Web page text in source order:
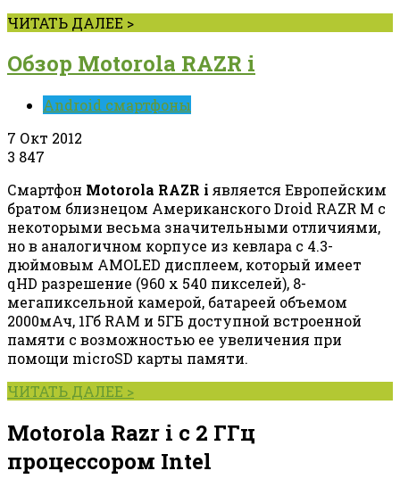
ЧИТАТЬ ДАЛЕЕ >
Обзор Motorola RAZR i
Android смартфоны
7 Окт 2012
3 847
Смартфон Motorola RAZR i является Европейским
братом близнецом Американского Droid RAZR M с
некоторыми весьма значительными отличиями,
но в аналогичном корпусе из кевлара с 4.3-
дюймовым AMOLED дисплеем, который имеет
qHD разрешение (960 x 540 пикселей), 8-
мегапиксельной камерой, батареей объемом
2000мАч, 1Гб RAM и 5ГБ доступной встроенной
памяти с возможностью ее увеличения при
помощи microSD карты памяти.
ЧИТАТЬ ДАЛЕЕ >
Motorola Razr i с 2 ГГц
процессором Intel